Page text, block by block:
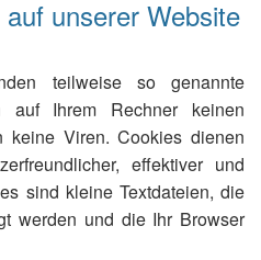
unserer Website
teilweise so genannte
auf Ihrem Rechner keinen
keine Viren. Cookies dienen
effektiver und
sind kleine Textdateien, die
werden und die Ihr Browser